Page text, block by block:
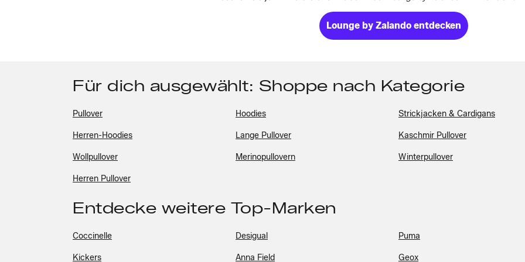
Lounge by Zalando entdecken
Für dich ausgewählt: Shoppe nach Kategorie
Pullover Hoodies Strickjacken & Cardigans
Herren-Hoodies Lange Pullover Kaschmir Pullover
Wollpullover Merinopullovern Winterpullover
Herren Pullover
Entdecke weitere Top-Marken
Coccinelle Desigual Puma
Kickers Anna Field Geox